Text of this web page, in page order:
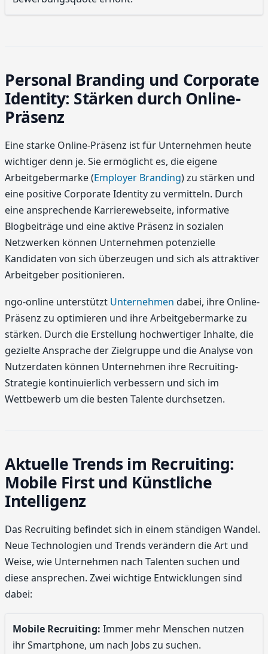
Personal Branding und Corporate
Identity: Stärken durch Online-
Präsenz
Eine starke Online-Präsenz ist für Unternehmen heute
wichtiger denn je. Sie ermöglicht es, die eigene
Arbeitgebermarke (Employer Branding) zu stärken und
eine positive Corporate Identity zu vermitteln. Durch
eine ansprechende Karrierewebseite, informative
Blogbeiträge und eine aktive Präsenz in sozialen
Netzwerken können Unternehmen potenzielle
Kandidaten von sich überzeugen und sich als attraktiver
Arbeitgeber positionieren.
ngo-online unterstützt Unternehmen dabei, ihre Online-
Präsenz zu optimieren und ihre Arbeitgebermarke zu
stärken. Durch die Erstellung hochwertiger Inhalte, die
gezielte Ansprache der Zielgruppe und die Analyse von
Nutzerdaten können Unternehmen ihre Recruiting-
Strategie kontinuierlich verbessern und sich im
Wettbewerb um die besten Talente durchsetzen.
Aktuelle Trends im Recruiting:
Mobile First und Künstliche
Intelligenz
Das Recruiting befindet sich in einem ständigen Wandel.
Neue Technologien und Trends verändern die Art und
Weise, wie Unternehmen nach Talenten suchen und
diese ansprechen. Zwei wichtige Entwicklungen sind
dabei:
Mobile Recruiting: Immer mehr Menschen nutzen
ihr Smartphone, um nach Jobs zu suchen.